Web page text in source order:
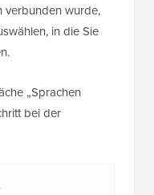
verbunden wurde,
in die Sie
„Sprachen
bei der